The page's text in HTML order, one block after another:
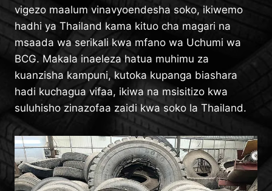
vigezo maalum vinavyoendesha soko, ikiwemo
hadhi ya Thailand kama kituo cha magari na
msaada wa serikali kwa mfano wa Uchumi wa
BCG. Makala inaeleza hatua muhimu za
kuanzisha kampuni, kutoka kupanga biashara
hadi kuchagua vifaa, ikiwa na msisitizo kwa
suluhisho zinazofaa zaidi kwa soko la Thailand.